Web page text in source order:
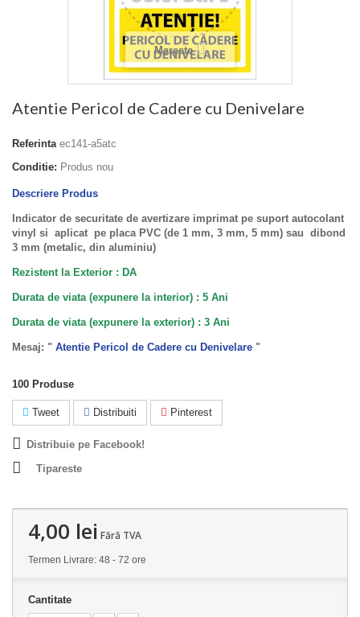
Mareste
Atentie Pericol de Cadere cu Denivelare
Referinta ec141-a5atc
Conditie: Produs nou
Descriere Produs
Indicator de securitate de avertizare imprimat pe suport autocolant
vinyl si aplicat pe placa PVC (de 1 mm, 3 mm, 5 mm) sau dibond
3 mm (metalic, din aluminiu)
Rezistent la Exterior : DA
Durata de viata (expunere la interior) : 5 Ani
Durata de viata (expunere la exterior) : 3 Ani
Mesaj: " Atentie Pericol de Cadere cu Denivelare "
100 Produse
Tweet Distribuiti Pinterest
Distribuie pe Facebook!
Tipareste
4,00 lei Fără TVA
Termen Livrare: 48 - 72 ore
Cantitate